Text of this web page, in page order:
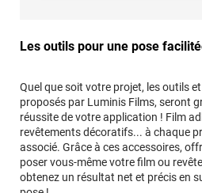
Les outils pour une pose
Quel que soit votre projet, les outils
proposés par Luminis Films, seront
réussite de votre application ! Film
revêtements décoratifs... à chaque
associé. Grâce à ces accessoires,
poser vous-même votre film ou
obtenez un résultat net et précis en